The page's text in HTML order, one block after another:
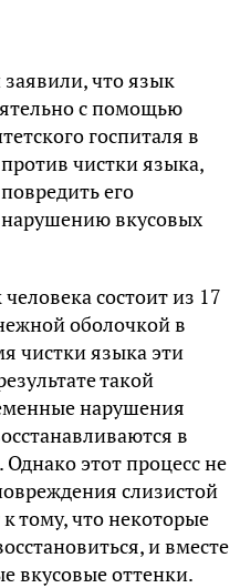
что язык
с помощью
госпиталя в
чистки языка,
его
нарушению вкусовых
состоит из 17
оболочкой в
чистки языка эти
такой
нарушения
в
Однако этот процесс не
слизистой
тому, что некоторые
и вместе
вкусовые оттенки.